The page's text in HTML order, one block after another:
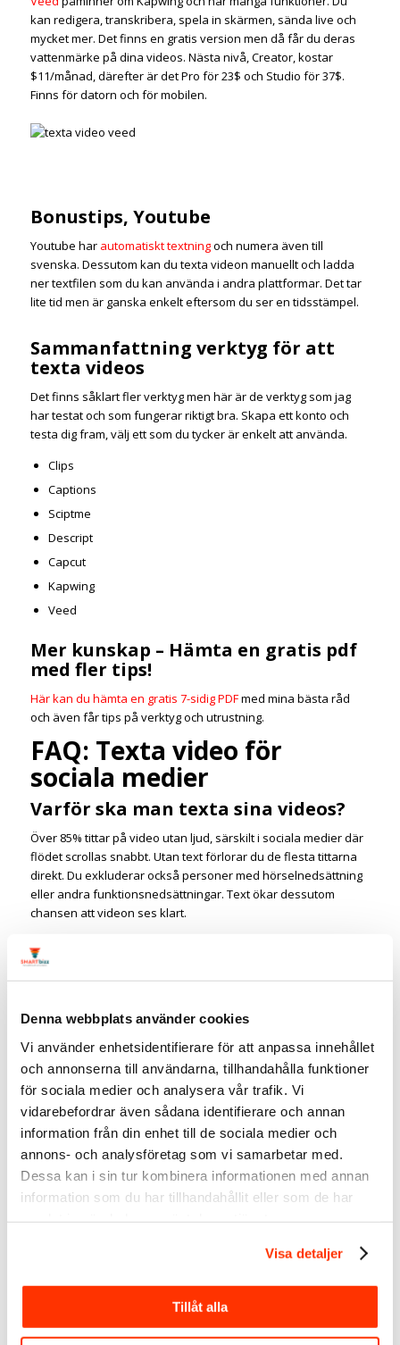
Denna webbplats använder cookies
Vi använder enhetsidentifierare för att anpassa innehållet
och annonserna till användarna, tillhandahålla funktioner
för sociala medier och analysera vår trafik. Vi
vidarebefordrar även sådana identifierare och annan
information från din enhet till de sociala medier och
annons- och analysföretag som vi samarbetar med.
Dessa kan i sin tur kombinera informationen med annan
information som du har tillhandahållit eller som de har
Visa detaljer
Tillåt alla
kan redigera, transkribera, spela in skärmen, sända live och
mycket mer. Det finns en gratis version men då får du deras
vattenmärke på dina videos. Nästa nivå, Creator, kostar
$11/månad, därefter är det Pro för 23$ och Studio för 37$.
Finns för datorn och för mobilen.
Bonustips, Youtube
Youtube har automatiskt textningoch numera även till
svenska. Dessutom kan du texta videon manuellt och ladda
ner textfilen som du kan använda i andra plattformar. Det tar
lite tid men är ganska enkelt eftersom du ser en tidsstämpel.
Sammanfattning verktyg för att
texta videos
Det finns såklart fler verktyg men här är de verktyg som jag
har testat och som fungerar riktigt bra. Skapa ett konto och
testa dig fram, välj ett som du tycker är enkelt att använda.
Clips
Captions
Sciptme
Descript
Capcut
Kapwing
Veed
Mer kunskap – Hämta en gratis pdf
med fler tips!
Här kan du hämta en gratis 7-sidig PDFmed mina bästa råd
och även får tips på verktyg och utrustning.
FAQ: Texta video för
sociala medier
Varför ska man texta sina videos?
Över 85% tittar på video utan ljud, särskilt i sociala medier där
flödet scrollas snabbt. Utan text förlorar du de flesta tittarna
direkt. Du exkluderar också personer med hörselnedsättning
eller andra funktionsnedsättningar. Text ökar dessutom
chansen att videon ses klart.
Vad är skillnaden mellan inbränd
text och en srt-fil?
En srt-fil är en separat textfil som laddas upp tillsammans med
videon på LinkedIn, YouTube eller Facebook. Med en srt-fil kan
tittaren välja att ha texten på eller av, och texten blir sökbar på
plattformen.
Vilket verktyg är bäst för att texta
video automatiskt?
Det beror på ditt behov och budget. Scriptme är ett bra
svenskt alternativ som textar automatiskt med AI. Descript och
Testa ett verktyg i taget och välj det som passar ditt
Kan man texta video gratis?